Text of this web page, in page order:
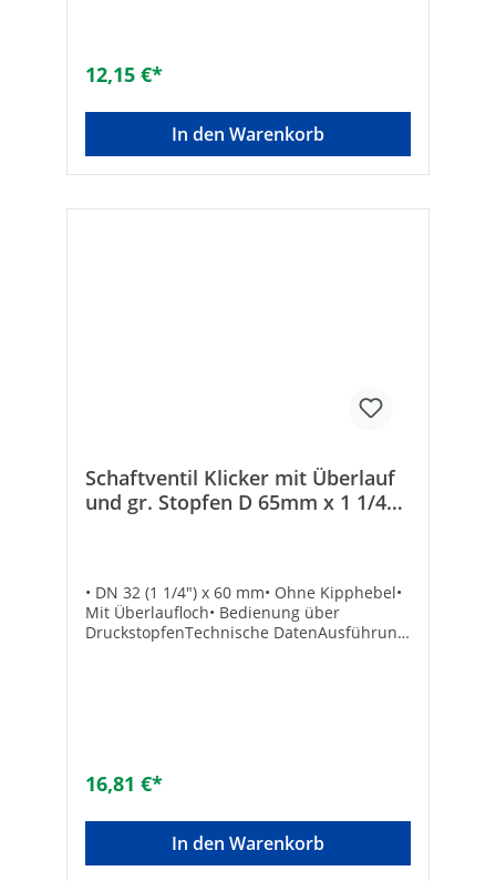
12,15 €*
In den Warenkorb
Schaftventil Klicker mit Überlauf
und gr. Stopfen D 65mm x 1 1/4"
• DN 32 (1 1/4") x 60 mm• Ohne Kipphebel•
Mit Überlaufloch• Bedienung über
DruckstopfenTechnische DatenAusführung:
16,81 €*
In den Warenkorb